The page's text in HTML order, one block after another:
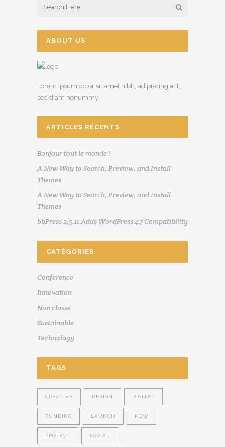
ABOUT US
Lorem ipsum dolor sit amet nibh, adipiscing elit,
sed diam nonummy
ARTICLES RÉCENTS
Bonjour tout le monde !
A New Way to Search, Preview, and Install
Themes
A New Way to Search, Preview, and Install
Themes
bbPress 2.5.11 Adds WordPress 4.7 Compatibility
CATÉGORIES
Conference
Innovation
Non classé
Sustainable
Technology
TAGS
CREATIVE DESIGN DIGITAL
FUNDING LAUNCH NEW
PROJECT SOCIAL